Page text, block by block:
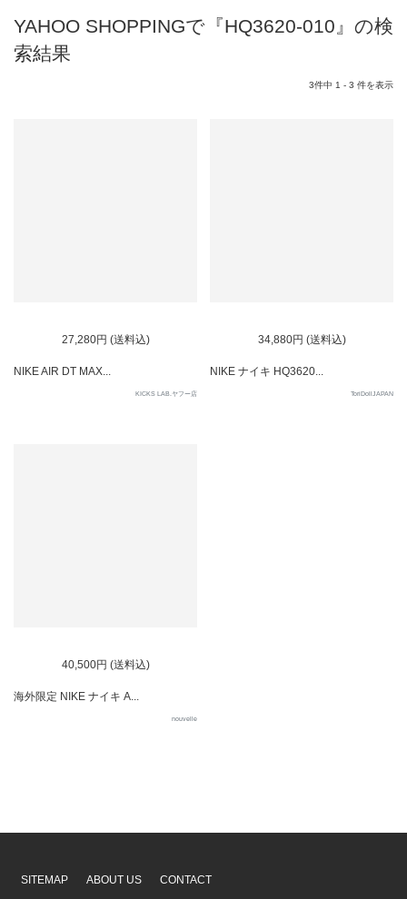
YAHOO SHOPPINGで『HQ3620-010』の検
索結果
3件中 1 - 3 件を表示
27,280円 (送料込)
NIKE AIR DT MAX...
KICKS LAB.ヤフー店
34,880円 (送料込)
NIKE ナイキ HQ3620...
ToriDollJAPAN
40,500円 (送料込)
海外限定 NIKE ナイキ A...
nouvelle
SITEMAP ABOUT US CONTACT